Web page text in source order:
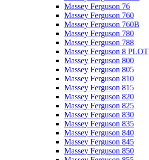
Massey Ferguson 76
Massey Ferguson 760
Massey Ferguson 760B
Massey Ferguson 780
Massey Ferguson 788
Massey Ferguson 8 PLOT
Massey Ferguson 800
Massey Ferguson 805
Massey Ferguson 810
Massey Ferguson 815
Massey Ferguson 820
Massey Ferguson 825
Massey Ferguson 830
Massey Ferguson 835
Massey Ferguson 840
Massey Ferguson 845
Massey Ferguson 850